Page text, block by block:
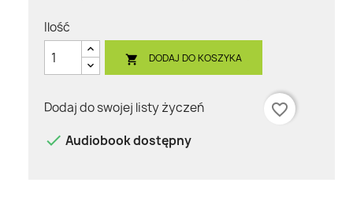
Ilość
 DODAJ DO KOSZYKA
Dodaj do swojej listy życzeń
favorite_border
 Audiobook dostępny